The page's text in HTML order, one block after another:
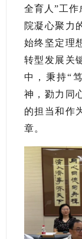
全育人”工
院凝心聚力
始终坚定理
转型发展关
中，秉持“
神，勠力同
的担当和作
章。